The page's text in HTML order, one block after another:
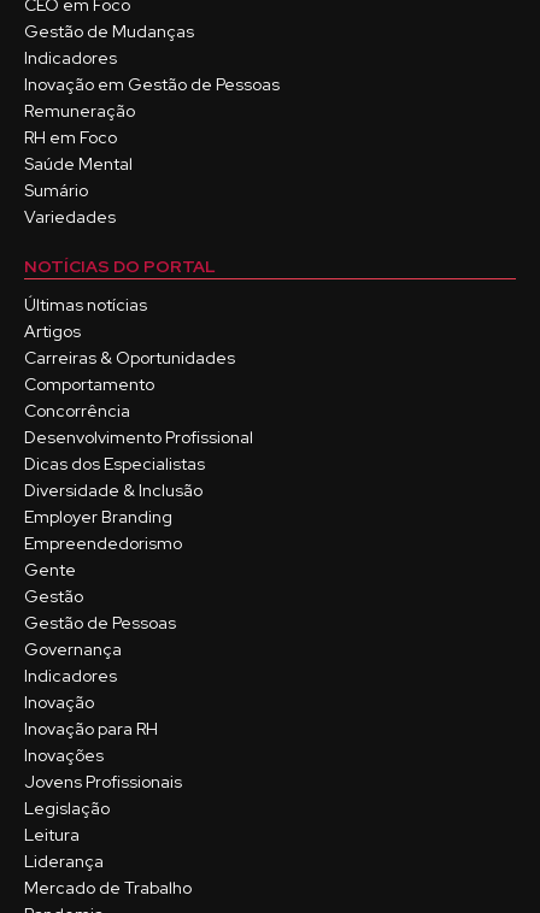
CEO em Foco
Gestão de Mudanças
Indicadores
Inovação em Gestão de Pessoas
Remuneração
RH em Foco
Saúde Mental
Sumário
Variedades
NOTÍCIAS DO PORTAL
Últimas notícias
Artigos
Carreiras & Oportunidades
Comportamento
Concorrência
Desenvolvimento Profissional
Dicas dos Especialistas
Diversidade & Inclusão
Employer Branding
Empreendedorismo
Gente
Gestão
Gestão de Pessoas
Governança
Indicadores
Inovação
Inovação para RH
Inovações
Jovens Profissionais
Legislação
Leitura
Liderança
Mercado de Trabalho